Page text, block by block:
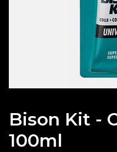
Bison Kit -
100ml